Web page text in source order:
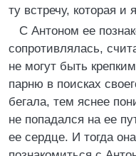
ту встречу, которая
С Антоном ее
сопротивлялась,
не могут быть
парню в поисках
бегала, тем яснее
не попадался на ее
ее сердце. И тогда